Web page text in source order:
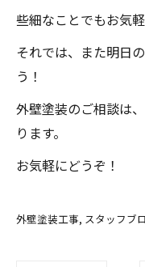
些細なことでもお気
それでは、また明日
う！
外壁塗装のご相談は
ります。
お気軽にどうぞ！
外壁塗装工事 スタッフブ